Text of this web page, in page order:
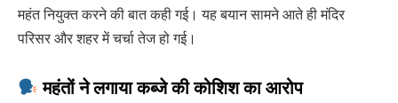
महंत नियुक्त करने की बात कही गई। यह बयान सामने आते ही मंदिर
परिसर और शहर में चर्चा तेज हो गई।
महंतों ने लगाया कब्जे की कोशिश का आरोप